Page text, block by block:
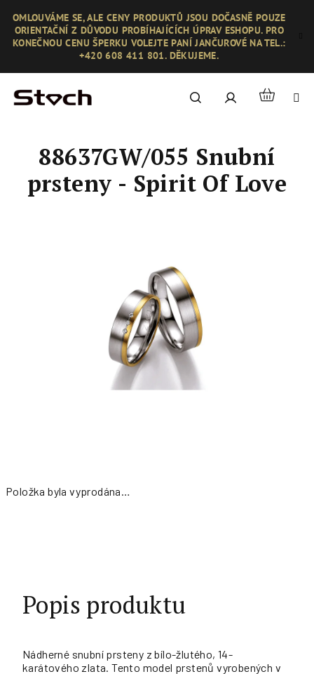
obsah
OMLOUVÁME SE, ALE CENY PRODUKTŮ JSOU DOČASNĚ POUZE
ORIENTAČNÍ Z DŮVODU PROBÍHAJÍCÍCH ÚPRAV ESHOPU. PRO
KONEČNOU CENU ŠPERKU VOLEJTE PANÍ JANČUROVÉ NA TEL.:
+420 608 411 801. DĚKUJEME.
Hledat PřihlášeníNákupní
Položka byla vyprodána…
88637GW/055 Snubní
prsteny - Spirit Of Love
Popis produktu
Nádherné snubní prsteny z bílo-žlutého, 14-
karátového zlata. Tento model prstenů vyrobených v